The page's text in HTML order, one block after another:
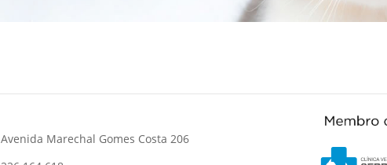
Avenida Marechal Gomes Costa 206